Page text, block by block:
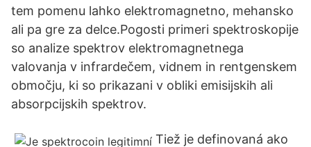
tem pomenu lahko elektromagnetno, mehansko
ali pa gre za delce.Pogosti primeri spektroskopije
so analize spektrov elektromagnetnega
valovanja v infrardečem, vidnem in rentgenskem
območju, ki so prikazani v obliki emisijskih ali
absorpcijskih spektrov.
Tiež je definovaná ako